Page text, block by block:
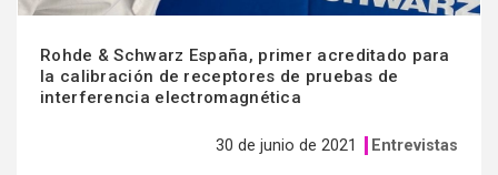
Rohde & Schwarz España, primer acreditado para
la calibración de receptores de pruebas de
interferencia electromagnética
30 de junio de 2021 Entrevistas